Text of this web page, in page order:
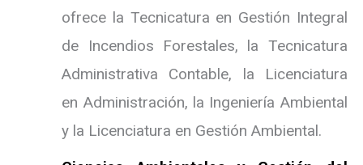
ofrece la Tecnicatura en Gestión Integral
de Incendios Forestales, la Tecnicatura
Administrativa Contable, la Licenciatura
en Administración, la Ingeniería Ambiental
y la Licenciatura en Gestión Ambiental.